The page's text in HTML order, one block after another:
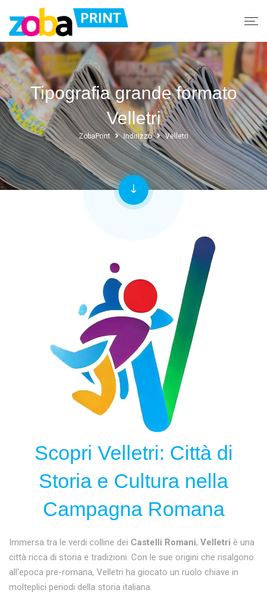
Tipografia grande formato
Velletri
ZobaPrint Indirizzo Velletri
Scopri Velletri: Città di
Storia e Cultura nella
Campagna Romana
Immersa tra le verdi colline dei Castelli Romani, Velletri è una
città ricca di storia e tradizioni. Con le sue origini che risalgono
all'epoca pre-romana, Velletri ha giocato un ruolo chiave in
molteplici periodi della storia italiana.